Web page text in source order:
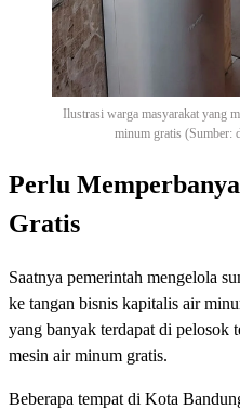
Ilustrasi warga masyarakat yang
minum gratis (Sumber:
Perlu
Gratis
Saatnya pemerintah mengelola
ke tangan bisnis kapitalis air
yang banyak terdapat di pelosok
mesin air minum gratis.
Beberapa tempat di Kota